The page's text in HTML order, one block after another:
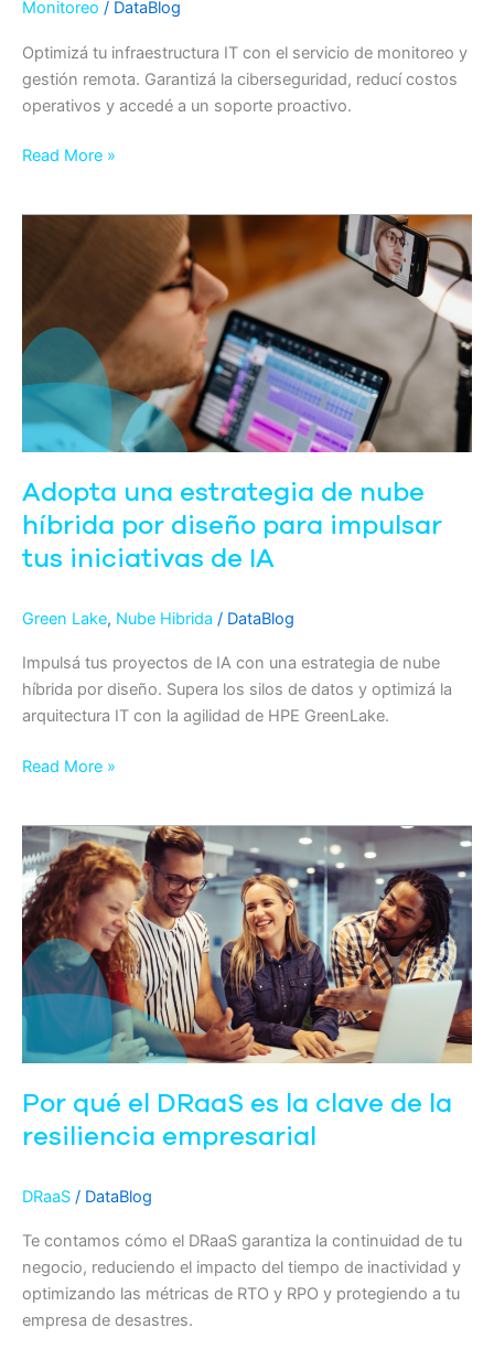
Monitoreo / DataBlog
Optimizá tu infraestructura IT con el servicio de monitoreo y
gestión remota. Garantizá la ciberseguridad, reducí costos
operativos y accedé a un soporte proactivo.
Read More »
Adopta una estrategia de nube
híbrida por diseño para impulsar
tus iniciativas de IA
Green Lake, Nube Hibrida / DataBlog
Impulsá tus proyectos de IA con una estrategia de nube
híbrida por diseño. Supera los silos de datos y optimizá la
arquitectura IT con la agilidad de HPE GreenLake.
estrategia
de
nube
híbrida
por
diseño
tus
iniciativas
de
IA
Read More »
Por qué el DRaaS es la clave de la
resiliencia empresarial
DRaaS / DataBlog
Te contamos cómo el DRaaS garantiza la continuidad de tu
negocio, reduciendo el impacto del tiempo de inactividad y
optimizando las métricas de RTO y RPO y protegiendo a tu
empresa de desastres.
Por
qué
el
DRaaS
es
la
clave
de
la
empresarial